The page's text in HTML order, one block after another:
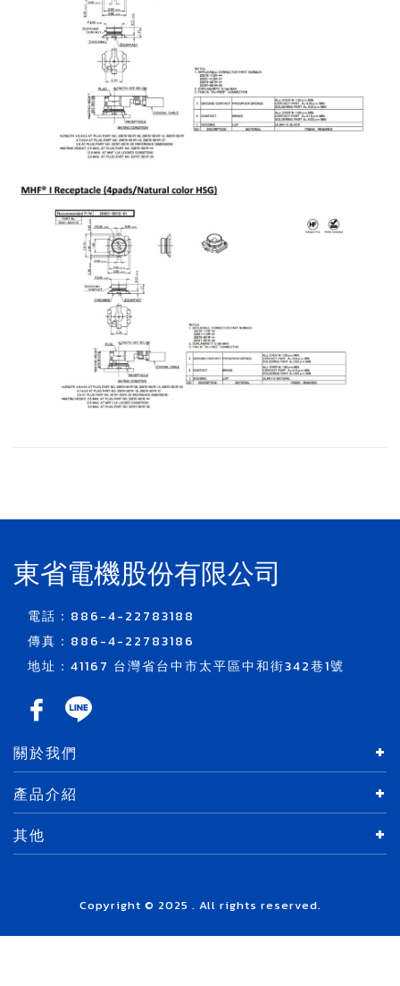
東省電機股份有限公司
電話：886-4-22783188
傳真：886-4-22783186
地址：41167 台灣省台中市太平區中和街342巷1號
關於我們
產品介紹
其他
Copyright © 2025 . All rights reserved.